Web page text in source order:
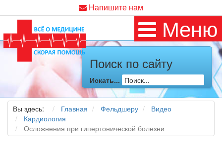
Напишите нам
Меню
Поиск по сайту
Искать...
Вы здесь: Главная Фельдшеру
Видео
Кардиология
Осложнения при гипертонической болезни